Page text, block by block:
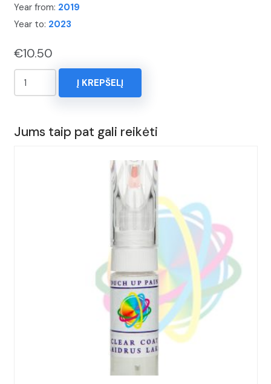
Year from: 2019
Year to: 2023
€10.50
produkto
kiekis:
15ml.
Į KREPŠELĮ
Jums taip pat gali reikėti